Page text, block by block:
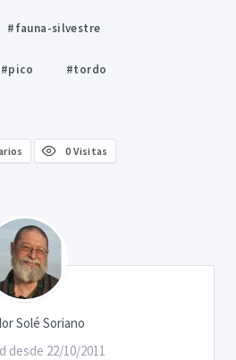
#fauna-silvestre
#pico #tordo
0 Visitas
Solé Soriano
desde 22/10/2011